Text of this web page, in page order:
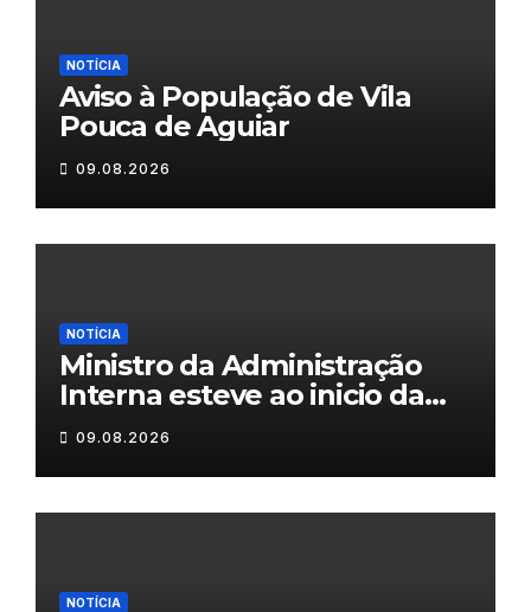
NOTÍCIA
Aviso à População de Vila
Pouca de Aguiar
09.08.2026
NOTÍCIA
Ministro da Administração
Interna esteve ao inicio da
tarde em Valpaços
09.08.2026
NOTÍCIA